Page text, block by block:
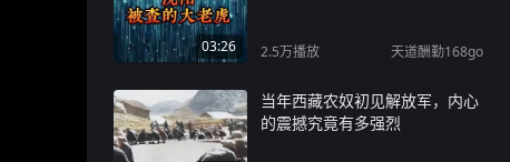
03:26 2.5万播放 天道酬勤168go
当年西藏农奴初见解放军，内心
的震撼究竟有多强烈